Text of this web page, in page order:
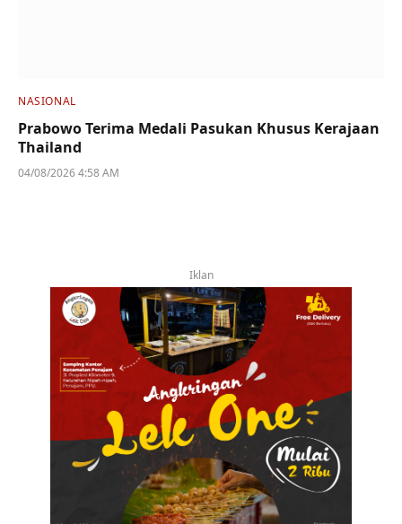
NASIONAL
Prabowo Terima Medali Pasukan Khusus Kerajaan
Thailand
04/08/2026 4:58 AM
Iklan